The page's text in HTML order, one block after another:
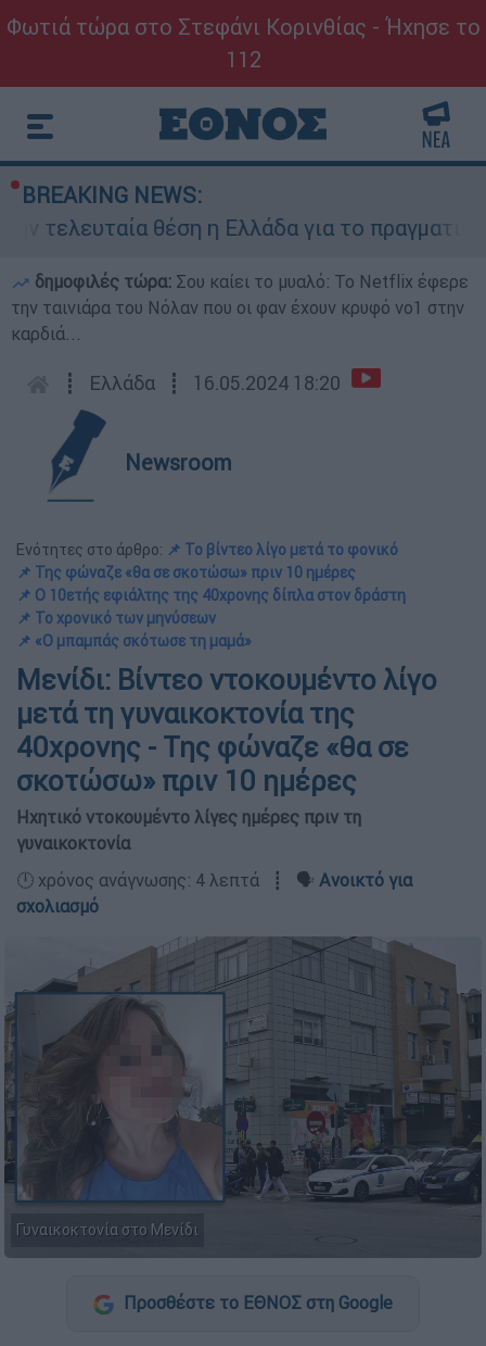
Φωτιά τώρα στο Στεφάνι Κορινθίας - Ήχησε το
112
BREAKING NEWS:
θέση η Ελλάδα για το πραγματικό
δημοφιλές τώρα: Σου καίει το μυαλό: Το Netflix έφερε
την ταινιάρα του Νόλαν που οι φαν έχουν κρυφό νο1 στην
καρδιά...
┋ Ελλάδα ┋ 16.05.2024 18:20
Newsroom
Ενότητες στο άρθρο: 📌 Το βίντεο λίγο μετά το φονικό
📌 Της φώναζε «θα σε σκοτώσω» πριν 10 ημέρες
📌 Ο 10ετής εφιάλτης της 40χρονης δίπλα στον δράστη
📌 Το χρονικό των μηνύσεων
📌 «Ο μπαμπάς σκότωσε τη μαμά»
Μενίδι: Βίντεο ντοκουμέντο λίγο
μετά τη γυναικοκτονία της
40χρονης - Της φώναζε «θα σε
σκοτώσω» πριν 10 ημέρες
Ηχητικό ντοκουμέντο λίγες ημέρες πριν τη
γυναικοκτονία
🕛 χρόνος ανάγνωσης: 4 λεπτά ┋ 🗣️ Ανοικτό για
σχολιασμό
Γυναικοκτονία στο Μενίδι
Προσθέστε το ΕΘΝΟΣ στη Google